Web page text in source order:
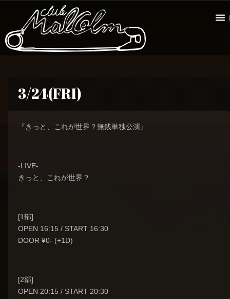
3/24(FRI)
『きっと、これが世界？無銭単独公演』
-LIVE-
きっと、これが世界？
[1部]
OPEN 16:15 / START 16:30
DOOR ¥0- (+1D)
[2部]
OPEN 20:15 / START 20:30